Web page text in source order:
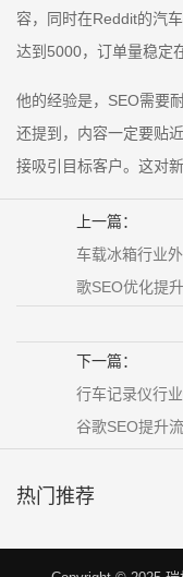
容，同时在Reddit的汽
达到5000，订单量稳定
他的经验是，SEO需要
还提到，内容一定要贴
接吸引目标客户。这对
上一篇：
车载冰箱行业
歌SEO优化提升
下一篇：
行车记录仪行
谷歌SEO提升流
热门推荐